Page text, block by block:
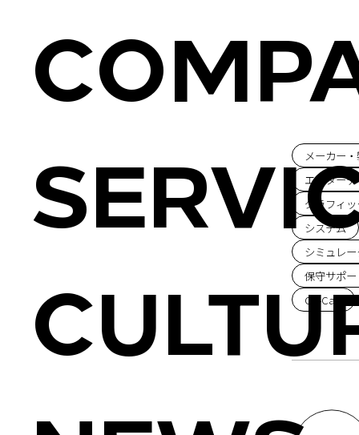
Office
Access
Tsukuru
メーカー
エンター
グラフィッ
システム
シミュレ
保守サポー
CS-Cart